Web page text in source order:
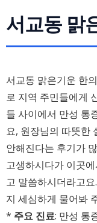
서교동 맑
서교동 맑은기운 한
로 지역 주민들에게
들 사이에서 만성 통
요, 원장님의 따뜻한
안해진다는 후기가
고생하시다가 이곳
고 말씀하시더라고
지 세심하게 물어봐
* 주요 진료: 만성 통